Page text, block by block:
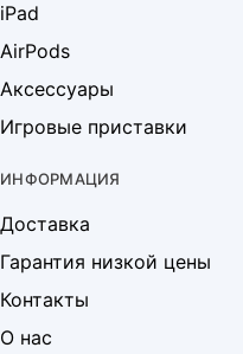
iPad
AirPods
Аксессуары
Игровые приставки
ИНФОРМАЦИЯ
Доставка
Гарантия низкой цены
Контакты
О нас